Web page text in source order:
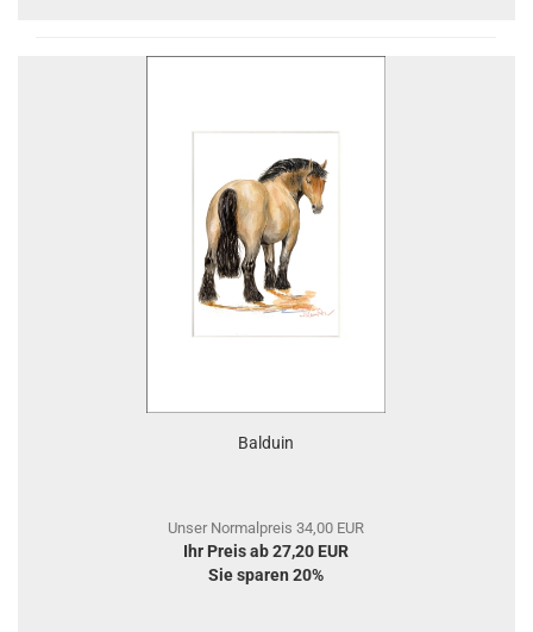
Balduin
Unser Normalpreis 34,00 EUR
Ihr Preis ab 27,20 EUR
Sie sparen 20%